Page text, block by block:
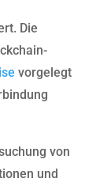
Die
vorgelegt
von
und